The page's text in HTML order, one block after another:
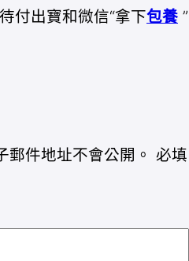
付出寶和微信“拿下包養 ”
件地址不會公開。 必填